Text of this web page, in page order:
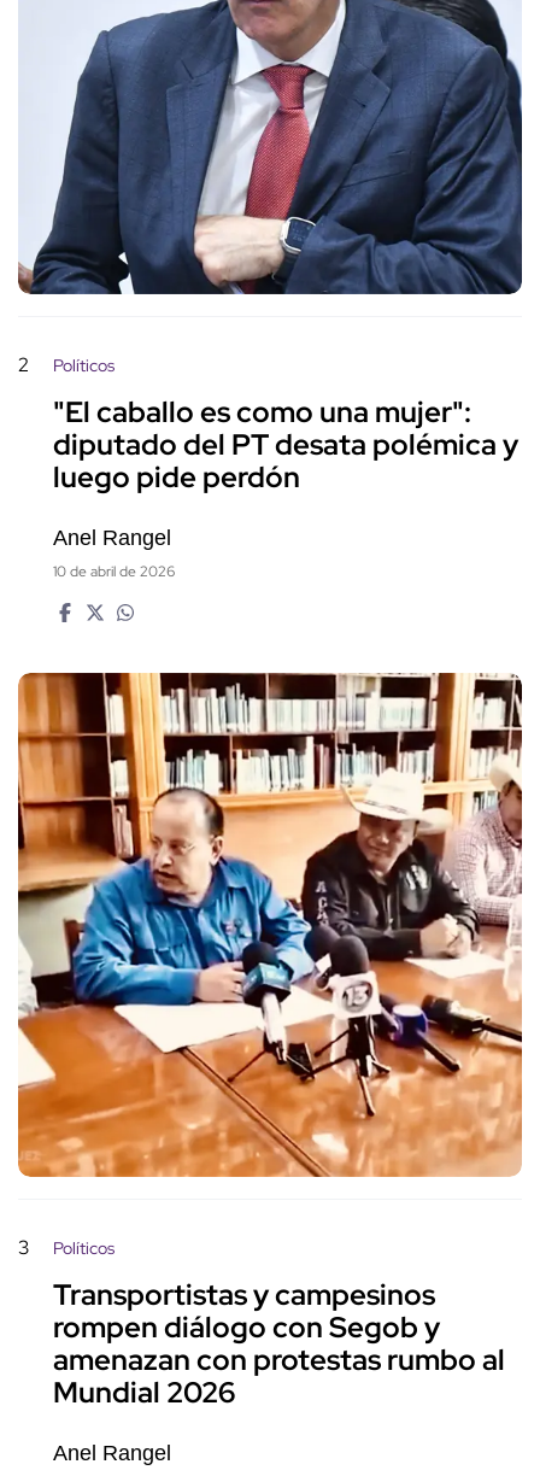
2 Políticos
"El caballo es como una mujer":
diputado del PT desata polémica y
luego pide perdón
Anel Rangel
10 de abril de 2026
3 Políticos
Transportistas y campesinos
rompen diálogo con Segob y
amenazan con protestas rumbo al
Mundial 2026
Anel Rangel